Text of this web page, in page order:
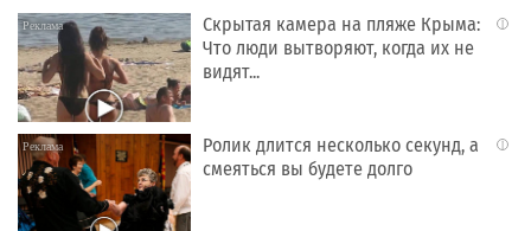
i
Скрытая камера на пляже Крыма:
Что люди вытворяют, когда их не
видят...
i
Ролик длится несколько секунд, а
смеяться вы будете долго